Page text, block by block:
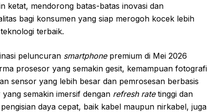
ketat, mendorong batas-batas inovasi dan
bagi konsumen yang siap merogoh kocek lebih
terbaik.
peluncuran smartphonepremium di Mei 2026
prosesor yang semakin gesit, kemampuan fotografi
sensor yang lebih besar dan pemrosesan berbasis
semakin imersif dengan refresh ratetinggi dan
daya cepat, baik kabel maupun nirkabel, juga